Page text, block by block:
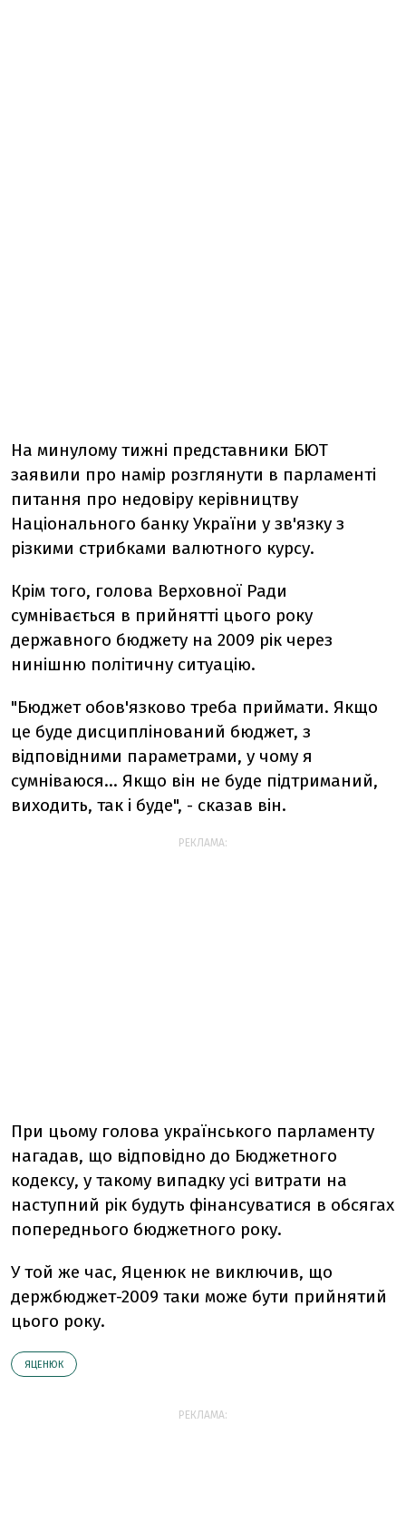
На минулому тижні представники БЮТ
заявили про намір розглянути в парламенті
питання про недовіру керівництву
Національного банку України у зв'язку з
різкими стрибками валютного курсу.
Крім того, голова Верховної Ради
сумнівається в прийнятті цього року
державного бюджету на 2009 рік через
нинішню політичну ситуацію.
"Бюджет обов'язково треба приймати. Якщо
це буде дисциплінований бюджет, з
відповідними параметрами, у чому я
сумніваюся... Якщо він не буде підтриманий,
виходить, так і буде", - сказав він.
РЕКЛАМА:
При цьому голова українського парламенту
нагадав, що відповідно до Бюджетного
кодексу, у такому випадку усі витрати на
наступний рік будуть фінансуватися в обсягах
попереднього бюджетного року.
У той же час, Яценюк не виключив, що
держбюджет-2009 таки може бути прийнятий
цього року.
ЯЦЕНЮК
РЕКЛАМА: